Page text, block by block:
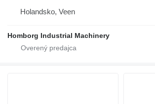
Holandsko, Veen
Homborg Industrial Machinery